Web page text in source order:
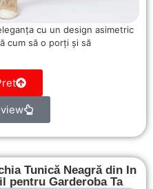
cu un design asimetric
cum să o porți și să
Tunică Neagră din In
pentru Garderoba Ta